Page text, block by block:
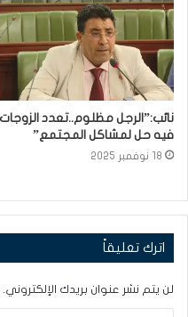
نائب:”الرجل مظلوم..تعدد الزوجات
فيه حل لمشاكل المجتمع”
18 نوفمبر 2025
اترك تعليقاً
لن يتم نشر عنوان بريدك الإلكتروني.